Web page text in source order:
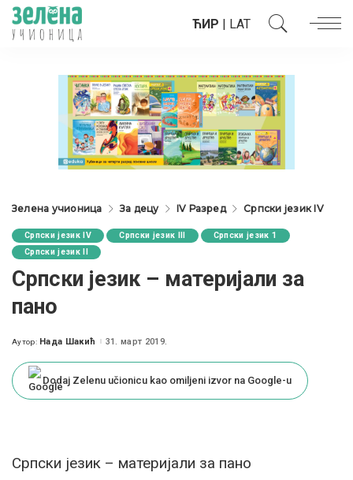
ЋИР | LAT
Зелена учионица За децу IV Разред Српски језик IV
Српски језик IV Српски језик III
Српски језик 1
Српски језик II
Српски језик – материјали за
пано
Posted
Аутор: Нада Шакић 31. март 2019.
Dodaj Zelenu učionicu kao omiljeni izvor na Google-u
Српски језик – материјали за пано